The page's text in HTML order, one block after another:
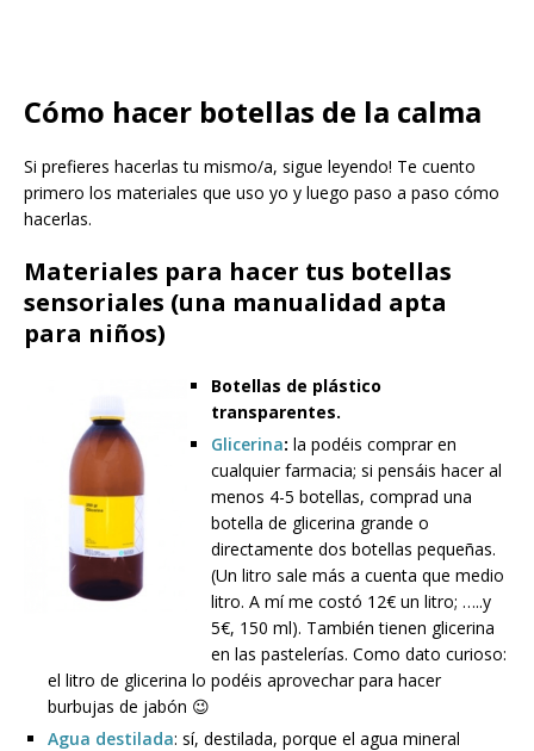
Cómo hacer botellas de la calma
Si prefieres hacerlas tu mismo/a, sigue leyendo! Te cuento
primero los materiales que uso yo y luego paso a paso cómo
hacerlas.
Materiales para hacer tus botellas
sensoriales (una manualidad apta
para niños)
Botellas de plástico
transparentes.
Glicerina: la podéis comprar en
cualquier farmacia; si pensáis hacer al
menos 4-5 botellas, comprad una
botella de glicerina grande o
directamente dos botellas pequeñas.
(Un litro sale más a cuenta que medio
litro. A mí me costó 12€ un litro; …..y
5€, 150 ml). También tienen glicerina
en las pastelerías. Como dato curioso:
el litro de glicerina lo podéis aprovechar para hacer
burbujas de jabón 😉
Agua destilada: sí, destilada, porque el agua mineral